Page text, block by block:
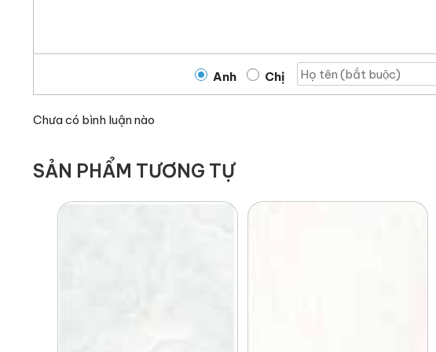
Anh Chị
Chưa có bình luận nào
SẢN PHẨM TƯƠNG TỰ